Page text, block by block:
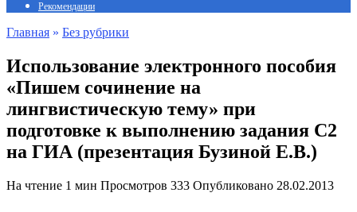
Рекомендации
Главная » Без рубрики
Использование электронного пособия
«Пишем сочинение на
лингвистическую тему» при
подготовке к выполнению задания С2
на ГИА (презентация Бузиной Е.В.)
На чтение 1 мин Просмотров 333 Опубликовано 28.02.2013